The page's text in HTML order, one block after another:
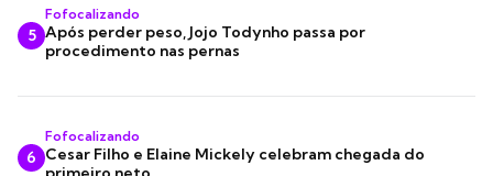
5
Fofocalizando
Após perder peso, Jojo Todynho passa por
procedimento nas pernas
6
Fofocalizando
Cesar Filho e Elaine Mickely celebram chegada do